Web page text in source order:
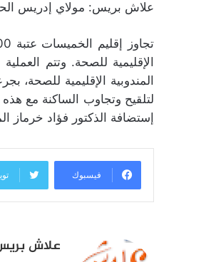
علاش بريس: مولاي إدريس
الإقليمية للصحة. وتتم
المندوبية الإقليمية للصحة،
لتلقيح وتجاوب الساكنة مع
إستضافة الذكتور فؤاد خرماز
فيسبوك
علاش